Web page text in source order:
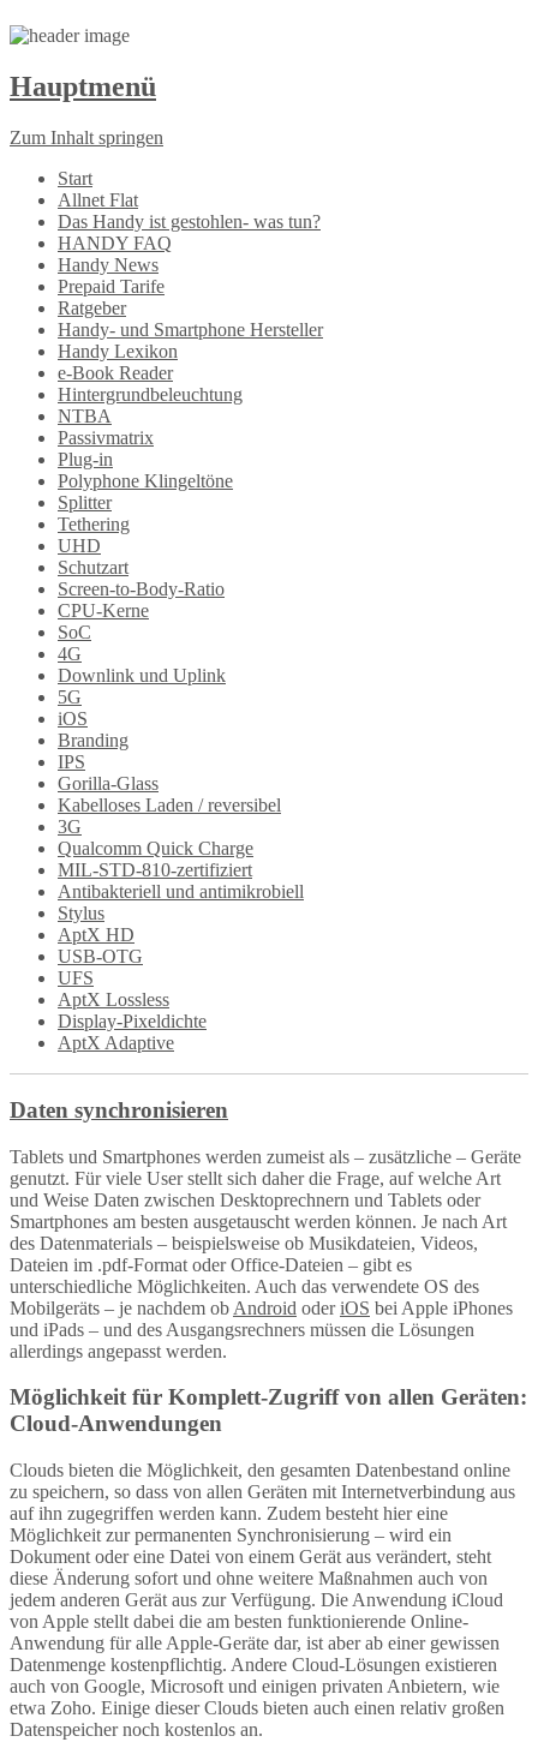
Hauptmenü
Zum Inhalt springen
Start
Allnet Flat
Das Handy ist gestohlen- was tun?
HANDY FAQ
Handy News
Prepaid Tarife
Ratgeber
Handy- und Smartphone Hersteller
Handy Lexikon
e-Book Reader
Hintergrundbeleuchtung
NTBA
Passivmatrix
Plug-in
Polyphone Klingeltöne
Splitter
Tethering
UHD
Schutzart
Screen-to-Body-Ratio
CPU-Kerne
SoC
4G
Downlink und Uplink
5G
iOS
Branding
IPS
Gorilla-Glass
Kabelloses Laden / reversibel
3G
Qualcomm Quick Charge
MIL-STD-810-zertifiziert
Antibakteriell und antimikrobiell
Stylus
AptX HD
USB-OTG
UFS
AptX Lossless
Display-Pixeldichte
AptX Adaptive
Daten synchronisieren
Tablets und Smartphones werden zumeist als – zusätzliche – Geräte
genutzt. Für viele User stellt sich daher die Frage, auf welche Art
und Weise Daten zwischen Desktoprechnern und Tablets oder
Smartphones am besten ausgetauscht werden können. Je nach Art
des Datenmaterials – beispielsweise ob Musikdateien, Videos,
Dateien im .pdf-Format oder Office-Dateien – gibt es
unterschiedliche Möglichkeiten. Auch das verwendete OS des
Mobilgeräts – je nachdem ob Android oderiOS bei Apple iPhones
und iPads – und des Ausgangsrechners müssen die Lösungen
allerdings angepasst werden.
Möglichkeit für Komplett-Zugriff von allen Geräten:
Cloud-Anwendungen
Clouds bieten die Möglichkeit, den gesamten Datenbestand online
zu speichern, so dass von allen Geräten mit Internetverbindung aus
auf ihn zugegriffen werden kann. Zudem besteht hier eine
Möglichkeit zur permanenten Synchronisierung – wird ein
Dokument oder eine Datei von einem Gerät aus verändert, steht
diese Änderung sofort und ohne weitere Maßnahmen auch von
jedem anderen Gerät aus zur Verfügung. Die Anwendung iCloud
von Apple stellt dabei die am besten funktionierende Online-
Anwendung für alle Apple-Geräte dar, ist aber ab einer gewissen
Datenmenge kostenpflichtig. Andere Cloud-Lösungen existieren
auch von Google, Microsoft und einigen privaten Anbietern, wie
etwa Zoho. Einige dieser Clouds bieten auch einen relativ großen
Datenspeicher noch kostenlos an.